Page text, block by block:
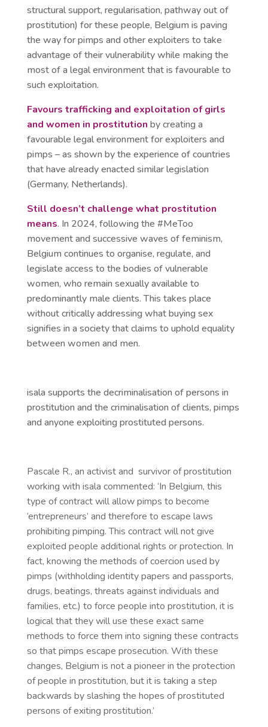
structural support, regularisation, pathway out of
prostitution) for these people, Belgium is paving
the way for pimps and other exploiters to take
advantage of their vulnerability while making the
most of a legal environment that is favourable to
such exploitation.
Favours trafficking and exploitation of girls
and women in prostitution by creating a
favourable legal environment for exploiters and
pimps – as shown by the experience of countries
that have already enacted similar legislation
(Germany, Netherlands).
Still doesn’t challenge what prostitution
means. In 2024, following the #MeToo
movement and successive waves of feminism,
Belgium continues to organise, regulate, and
legislate access to the bodies of vulnerable
women, who remain sexually available to
predominantly male clients. This takes place
without critically addressing what buying sex
signifies in a society that claims to uphold equality
between women and men.
isala supports the decriminalisation of persons in
prostitution and the criminalisation of clients, pimps
and anyone exploiting prostituted persons.
Pascale R., an activist and survivor of prostitution
working with isala commented: ‘In Belgium, this
type of contract will allow pimps to become
‘entrepreneurs’ and therefore to escape laws
prohibiting pimping. This contract will not give
exploited people additional rights or protection. In
fact, knowing the methods of coercion used by
pimps (withholding identity papers and passports,
drugs, beatings, threats against individuals and
families, etc.) to force people into prostitution, it is
logical that they will use these exact same
methods to force them into signing these contracts
so that pimps escape prosecution. With these
changes, Belgium is not a pioneer in the protection
of people in prostitution, but it is taking a step
backwards by slashing the hopes of prostituted
persons of exiting prostitution.’